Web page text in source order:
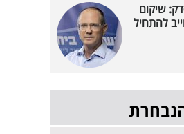
שיקום
להתחיל